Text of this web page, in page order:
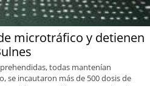
microtráfico y detienen
todas mantenían
se incautaron más de 500 dosis de